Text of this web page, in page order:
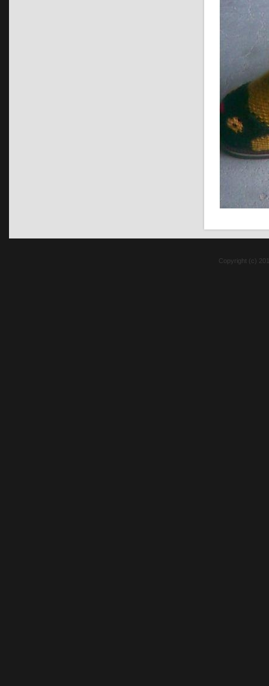
Copyright (c)